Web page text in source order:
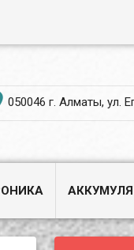
050046 г. Алматы, ул.